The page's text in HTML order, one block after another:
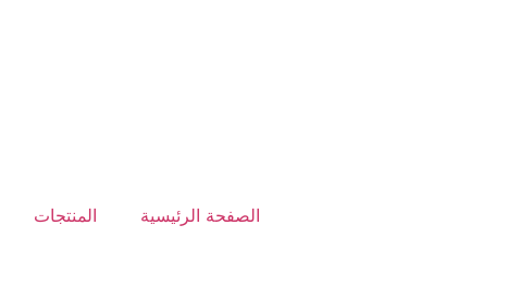
الصفحة الرئيسية المنتجات